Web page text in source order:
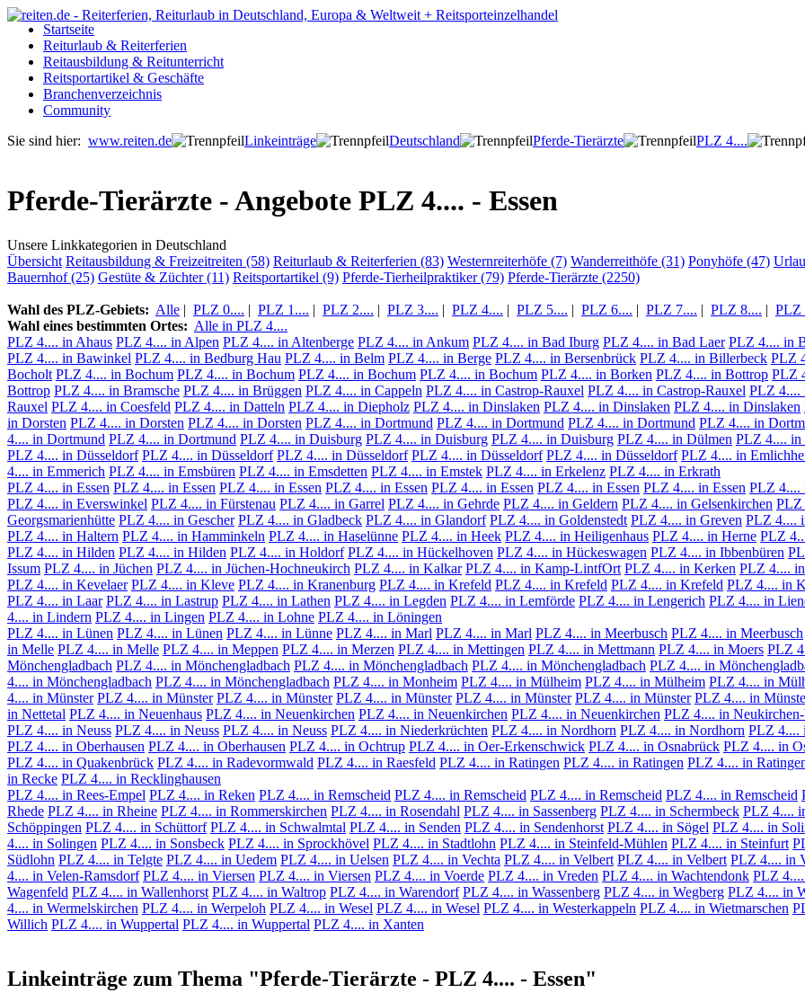
Startseite
Reiturlaub & Reiterferien
Reitausbildung & Reitunterricht
Reitsportartikel & Geschäfte
Branchenverzeichnis
Community
Sie sind hier: www.reiten.de Linkeinträge Deutschland Pferde-Tierärzte PLZ 4....
Pferde-Tierärzte - Angebote PLZ 4.... - Essen
Unsere Linkkategorien in Deutschland
Übersicht Reitausbildung & Freizeitreiten (58) Reiturlaub & Reiterferien (83) Westernreiterhöfe (7) Wanderreithöfe (31) Ponyhöfe (47)
Bauernhof (25) Gestüte & Züchter (11) Reitsportartikel (9) Pferde-Tierheilpraktiker (79) Pferde-Tierärzte (2250)
Wahl des PLZ-Gebiets: Alle | PLZ 0.... | PLZ 1.... | PLZ 2.... | PLZ 3.... | PLZ 4.... | PLZ 5.... | PLZ 6.... | PLZ 7.... | PLZ 8.... | PLZ
Wahl eines bestimmten Ortes: Alle in PLZ 4....
PLZ 4.... in Ahaus PLZ 4.... in Alpen PLZ 4.... in Altenberge PLZ 4.... in Ankum PLZ 4.... in Bad Iburg PLZ 4.... in Bad Laer PLZ 4.... in
PLZ 4.... in Bawinkel PLZ 4.... in Bedburg Hau PLZ 4.... in Belm PLZ 4.... in Berge PLZ 4.... in Bersenbrück PLZ 4.... in Billerbeck PLZ
Bocholt PLZ 4.... in Bochum PLZ 4.... in Bochum PLZ 4.... in Bochum PLZ 4.... in Bochum PLZ 4.... in Borken PLZ 4.... in Bottrop PLZ
Bottrop PLZ 4.... in Bramsche PLZ 4.... in Brüggen PLZ 4.... in Cappeln PLZ 4.... in Castrop-Rauxel PLZ 4.... in Castrop-Rauxel PLZ 4....
Rauxel PLZ 4.... in Coesfeld PLZ 4.... in Datteln PLZ 4.... in Diepholz PLZ 4.... in Dinslaken PLZ 4.... in Dinslaken PLZ 4.... in Dinslaken
in Dorsten PLZ 4.... in Dorsten PLZ 4.... in Dorsten PLZ 4.... in Dortmund PLZ 4.... in Dortmund PLZ 4.... in Dortmund PLZ 4.... in
4.... in Dortmund PLZ 4.... in Dortmund PLZ 4.... in Duisburg PLZ 4.... in Duisburg PLZ 4.... in Duisburg PLZ 4.... in Dülmen PLZ 4.... in
PLZ 4.... in Düsseldorf PLZ 4.... in Düsseldorf PLZ 4.... in Düsseldorf PLZ 4.... in Düsseldorf PLZ 4.... in Düsseldorf PLZ 4.... in
4.... in Emmerich PLZ 4.... in Emsbüren PLZ 4.... in Emsdetten PLZ 4.... in Emstek PLZ 4.... in Erkelenz PLZ 4.... in Erkrath
PLZ 4.... in Essen PLZ 4.... in Essen PLZ 4.... in Essen PLZ 4.... in Essen PLZ 4.... in Essen PLZ 4.... in Essen PLZ 4.... in Essen PLZ 4....
PLZ 4.... in Everswinkel PLZ 4.... in Fürstenau PLZ 4.... in Garrel PLZ 4.... in Gehrde PLZ 4.... in Geldern PLZ 4.... in Gelsenkirchen PLZ
Georgsmarienhütte PLZ 4.... in Gescher PLZ 4.... in Gladbeck PLZ 4.... in Glandorf PLZ 4.... in Goldenstedt PLZ 4.... in Greven PLZ 4....
PLZ 4.... in Haltern PLZ 4.... in Hamminkeln PLZ 4.... in Haselünne PLZ 4.... in Heek PLZ 4.... in Heiligenhaus PLZ 4.... in Herne PLZ
PLZ 4.... in Hilden PLZ 4.... in Hilden PLZ 4.... in Holdorf PLZ 4.... in Hückelhoven PLZ 4.... in Hückeswagen PLZ 4.... in Ibbenbüren
Issum PLZ 4.... in Jüchen PLZ 4.... in Jüchen-Hochneukirch PLZ 4.... in Kalkar PLZ 4.... in Kamp-LintfOrt PLZ 4.... in Kerken PLZ 4....
PLZ 4.... in Kevelaer PLZ 4.... in Kleve PLZ 4.... in Kranenburg PLZ 4.... in Krefeld PLZ 4.... in Krefeld PLZ 4.... in Krefeld PLZ 4.... in
PLZ 4.... in Laar PLZ 4.... in Lastrup PLZ 4.... in Lathen PLZ 4.... in Legden PLZ 4.... in Lemförde PLZ 4.... in Lengerich PLZ 4.... in
4.... in Lindern PLZ 4.... in Lingen PLZ 4.... in Lohne PLZ 4.... in Löningen
PLZ 4.... in Lünen PLZ 4.... in Lünen PLZ 4.... in Lünne PLZ 4.... in Marl PLZ 4.... in Marl PLZ 4.... in Meerbusch PLZ 4.... in Meerbusch
in Melle PLZ 4.... in Melle PLZ 4.... in Meppen PLZ 4.... in Merzen PLZ 4.... in Mettingen PLZ 4.... in Mettmann PLZ 4.... in Moers PLZ
Mönchengladbach PLZ 4.... in Mönchengladbach PLZ 4.... in Mönchengladbach PLZ 4.... in Mönchengladbach PLZ 4.... in
4.... in Mönchengladbach PLZ 4.... in Mönchengladbach PLZ 4.... in Monheim PLZ 4.... in Mülheim PLZ 4.... in Mülheim PLZ 4.... in
4.... in Münster PLZ 4.... in Münster PLZ 4.... in Münster PLZ 4.... in Münster PLZ 4.... in Münster PLZ 4.... in Münster PLZ 4.... in
in Nettetal PLZ 4.... in Neuenhaus PLZ 4.... in Neuenkirchen PLZ 4.... in Neuenkirchen PLZ 4.... in Neuenkirchen PLZ 4.... in
PLZ 4.... in Neuss PLZ 4.... in Neuss PLZ 4.... in Neuss PLZ 4.... in Niederkrüchten PLZ 4.... in Nordhorn PLZ 4.... in Nordhorn PLZ 4....
PLZ 4.... in Oberhausen PLZ 4.... in Oberhausen PLZ 4.... in Ochtrup PLZ 4.... in Oer-Erkenschwick PLZ 4.... in Osnabrück PLZ 4.... in
PLZ 4.... in Quakenbrück PLZ 4.... in Radevormwald PLZ 4.... in Raesfeld PLZ 4.... in Ratingen PLZ 4.... in Ratingen PLZ 4.... in
in Recke PLZ 4.... in Recklinghausen
PLZ 4.... in Rees-Empel PLZ 4.... in Reken PLZ 4.... in Remscheid PLZ 4.... in Remscheid PLZ 4.... in Remscheid PLZ 4.... in Remscheid
Rhede PLZ 4.... in Rheine PLZ 4.... in Rommerskirchen PLZ 4.... in Rosendahl PLZ 4.... in Sassenberg PLZ 4.... in Schermbeck PLZ 4....
Schöppingen PLZ 4.... in Schüttorf PLZ 4.... in Schwalmtal PLZ 4.... in Senden PLZ 4.... in Sendenhorst PLZ 4.... in Sögel PLZ 4.... in
4.... in Solingen PLZ 4.... in Sonsbeck PLZ 4.... in Sprockhövel PLZ 4.... in Stadtlohn PLZ 4.... in Steinfeld-Mühlen PLZ 4.... in Steinfurt
Südlohn PLZ 4.... in Telgte PLZ 4.... in Uedem PLZ 4.... in Uelsen PLZ 4.... in Vechta PLZ 4.... in Velbert PLZ 4.... in Velbert PLZ 4.... in
4.... in Velen-Ramsdorf PLZ 4.... in Viersen PLZ 4.... in Viersen PLZ 4.... in Voerde PLZ 4.... in Vreden PLZ 4.... in Wachtendonk PLZ
Wagenfeld PLZ 4.... in Wallenhorst PLZ 4.... in Waltrop PLZ 4.... in Warendorf PLZ 4.... in Wassenberg PLZ 4.... in Wegberg PLZ 4.... in
4.... in Wermelskirchen PLZ 4.... in Werpeloh PLZ 4.... in Wesel PLZ 4.... in Wesel PLZ 4.... in Westerkappeln PLZ 4.... in Wietmarschen
Willich PLZ 4.... in Wuppertal PLZ 4.... in Wuppertal PLZ 4.... in Xanten
Linkeinträge zum Thema "Pferde-Tierärzte - PLZ 4.... - Essen"